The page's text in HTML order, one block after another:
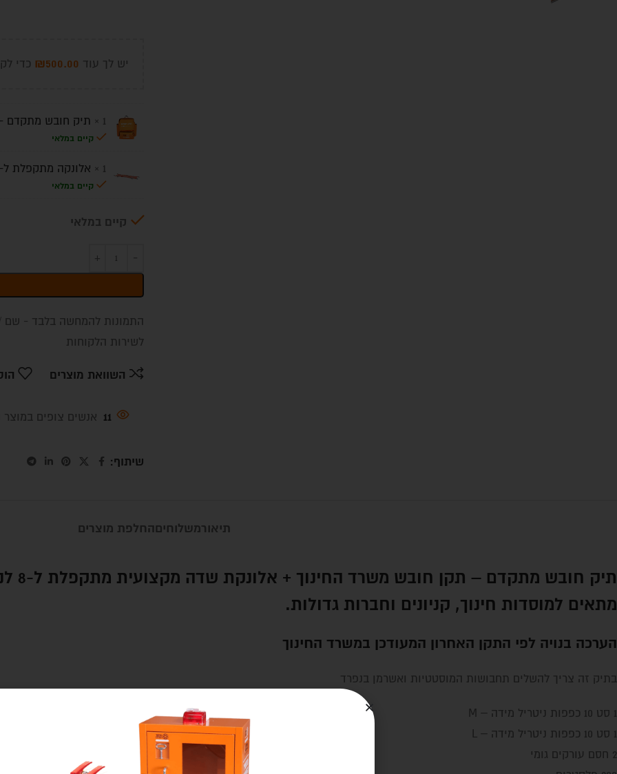
יש לך עוד ₪500.00 כדי
1 × תיק חובש מתקדם
קיים במלאי
1 × אלונקה מתקפלת ל-8
קיים במלאי
קיים במלאי
התמונות להמחשה בלבד - שם
לשירות הלקוחות
השוואת מוצרים
11 אנשים צופים במוצר
שיתוף:
תיאורמשלוחיםהחלפת מוצרים
תיק חובש מתקדם – תקן חובש משרד החינוך + אלונקת שדה מקצועית מתקפלת ל-8 לנשיאה נוחה
מתאים למוסדות חינוך, קניונים וחברות גדולות.
הערכה בנויה לפי התקן האחרון המעודכן במשרד החינוך
בתיק זה צריך להשלים תחבושות המוסטטיות ואשרמן בנפרד
1 סט 10 כפפות ניטריל מידה – M
1 סט 10 כפפות ניטריל מידה – L
2 חסם עורקים גומי